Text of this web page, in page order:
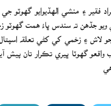
فقير ۽ منشي الهڏيوايو گهوٽو
جڏهن ته سندس ڀاءُ همت گهوٽو
لاش ۽ زخمي کي کڻي تعلقه اسپتال
گهوٽا ڀيري تڪرار تان پيش